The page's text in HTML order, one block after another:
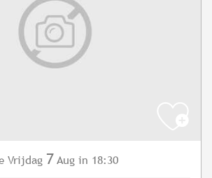
Vrijdag 7 Aug in 18:30